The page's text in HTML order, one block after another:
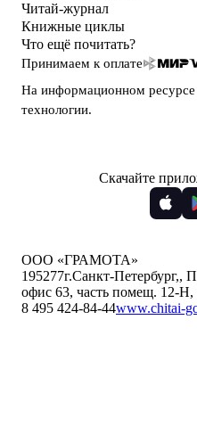
Читай-журнал
Книжные циклы
Что ещё почитать?
Принимаем к оплате
На информационном
технологии.
Скачайте
ООО «ГРАМОТА»
195277г.Санкт-Петербург,,
офис 63, часть помещ. 12-Н,
8 495 424-84-44www.chitai-